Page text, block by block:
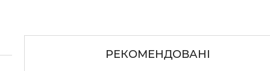
РЕКОМЕНДОВАНІ